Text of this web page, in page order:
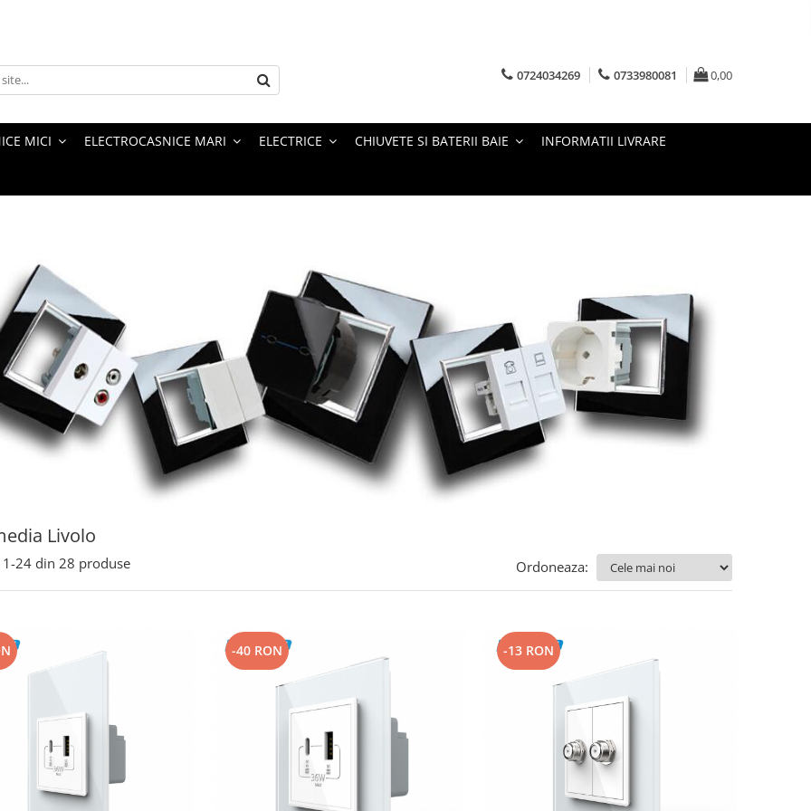
0724034269 0733980081 0,00
MICI ELECTROCASNICE MARI ELECTRICE CHIUVETE SI BATERII BAIE INFORMATII LIVRARE
Livolo
1-24 din 28 produse Ordoneaza:
-40 RON -13 RON